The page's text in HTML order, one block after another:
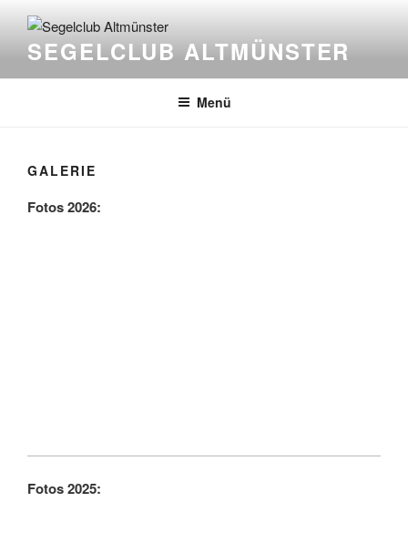
Inhalt
springenSEGELCLUB ALTMÜNSTER
Menü
GALERIE
Fotos 2026:
Fotos 2025: